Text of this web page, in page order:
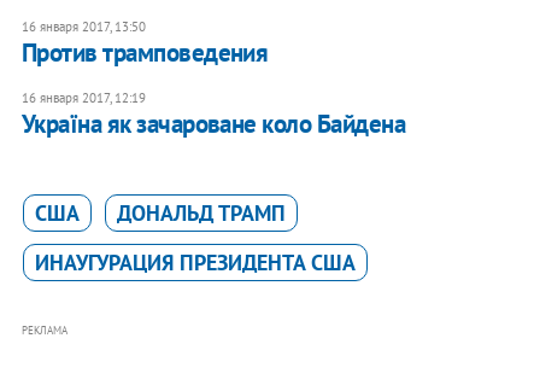
16 января 2017, 13:50
Против трамповедения
16 января 2017, 12:19
Україна як зачароване коло Байдена
США
ДОНАЛЬД ТРАМП
ИНАУГУРАЦИЯ ПРЕЗИДЕНТА США
РЕКЛАМА